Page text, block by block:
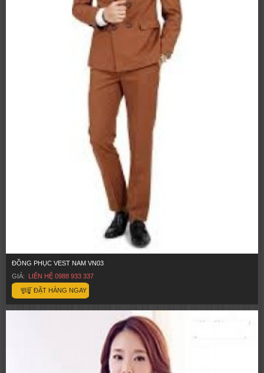
ĐỒNG PHỤC VEST NAM VN03
GIÁ: LIÊN HỆ 0988 933 337
ĐẶT HÀNG NGAY